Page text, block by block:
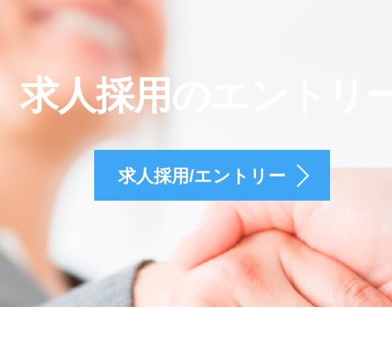
求人採用のエントリ
求人採用/エントリー